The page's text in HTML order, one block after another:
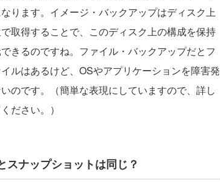
ります。イメージ・バックアップはディスク上
取得することで、このディスク上の構成を保持
きるのですね。ファイル・バックアップだとフ
ルはあるけど、OSやアプリケーションを障害発
のです。（簡単な表現にしていますので、詳し
ださい。）
ナップショットは同じ？